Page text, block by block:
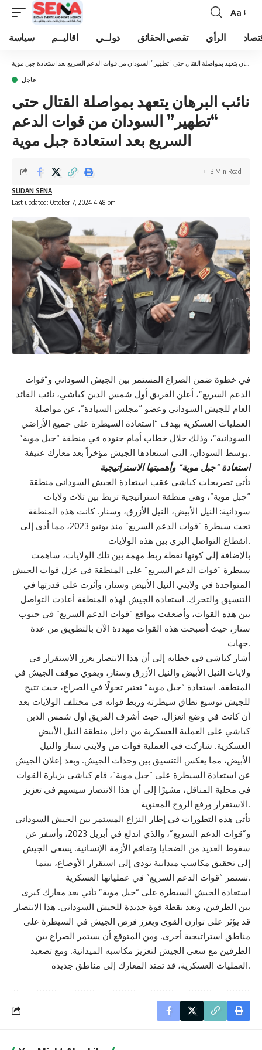
Font
Resizer
Aa
سياسة اقاليــم دولــي تقصي الحقائق الرأي
نائب البرهان يتعهد بمواصلة القتال حتى “تطهير” السودان من قوات الدعم السريع بعد استعادة جبل موية
عاجل
نائب البرهان يتعهد بمواصلة القتال حتى
“تطهير” السودان من قوات الدعم
السريع بعد استعادة جبل موية
Last updated: October 7, 2024 4:48 pm
SUDAN SENA
3 Min Read
في خطوة ضمن الصراع المستمر بين الجيش السوداني و”قوات
الدعم السريع”، أعلن الفريق أول شمس الدين كباشي، نائب القائد
العام للجيش السوداني وعضو “مجلس السيادة”، عن مواصلة
العمليات العسكرية بهدف “استعادة السيطرة على جميع الأراضي
السودانية”، وذلك خلال خطاب أمام جنوده في منطقة “جبل موية”
بوسط السودان، التي استعادها الجيش مؤخراً بعد معارك عنيفة.
استعادة “جبل موية” وأهميتها الاستراتيجية
تأتي تصريحات كباشي عقب استعادة الجيش السوداني منطقة
“جبل موية”، وهي منطقة استراتيجية تربط بين ثلاث ولايات
سودانية: النيل الأبيض، النيل الأزرق، وسنار. كانت هذه المنطقة
تحت سيطرة “قوات الدعم السريع” منذ يونيو 2023، مما أدى إلى
انقطاع التواصل البري بين هذه الولايات.
بالإضافة إلى كونها نقطة ربط مهمة بين تلك الولايات، ساهمت
سيطرة “قوات الدعم السريع” على المنطقة في عزل قوات الجيش
المتواجدة في ولايتي النيل الأبيض وسنار، وأثرت على قدرتها في
التنسيق والتحرك. استعادة الجيش لهذه المنطقة أعادت التواصل
بين هذه القوات، وأضعفت مواقع “قوات الدعم السريع” في جنوب
سنار، حيث أصبحت هذه القوات مهددة الآن بالتطويق من عدة
جهات.
أشار كباشي في خطابه إلى أن هذا الانتصار يعزز الاستقرار في
ولايات النيل الأبيض والنيل الأزرق وسنار، ويقوي موقف الجيش في
المنطقة. استعادة “جبل موية” تعتبر تحولًا في الصراع، حيث تتيح
للجيش توسيع نطاق سيطرته وربط قواته في مختلف الولايات بعد
أن كانت في وضع انعزال. حيث أشرف الفريق أول شمس الدين
كباشي على العملية العسكرية من داخل منطقة النيل الأبيض
العسكرية. شاركت في العملية قوات من ولايتي سنار والنيل
الأبيض، مما يعكس التنسيق بين وحدات الجيش. وبعد إعلان الجيش
عن استعادة السيطرة على “جبل موية”، قام كباشي بزيارة القوات
في محلية المناقل، مشيرًا إلى أن هذا الانتصار سيسهم في تعزيز
الاستقرار ورفع الروح المعنوية.
تأتي هذه التطورات في إطار النزاع المستمر بين الجيش السوداني
و”قوات الدعم السريع”، والذي اندلع في أبريل 2023، وأسفر عن
سقوط العديد من الضحايا وتفاقم الأزمة الإنسانية. يسعى الجيش
إلى تحقيق مكاسب ميدانية تؤدي إلى استقرار الأوضاع، بينما
تستمر “قوات الدعم السريع” في عملياتها العسكرية.
استعادة الجيش السيطرة على “جبل موية” تأتي بعد معارك كبرى
بين الطرفين، وتعد نقطة قوة جديدة للجيش السوداني. هذا الانتصار
قد يؤثر على توازن القوى ويعزز فرص الجيش في السيطرة على
مناطق استراتيجية أخرى. ومن المتوقع أن يستمر الصراع بين
الطرفين مع سعي الجيش لتعزيز مكاسبه الميدانية. ومع تصعيد
العمليات العسكرية، قد تمتد المعارك إلى مناطق جديدة.